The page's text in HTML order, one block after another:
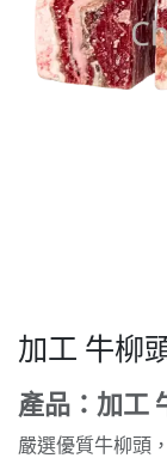
加工 牛柳
產品：加工
嚴選優質牛柳頭